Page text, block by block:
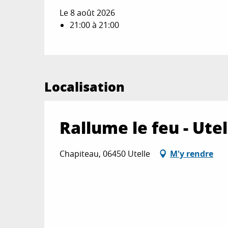
Le 8 août 2026
21:00 à 21:00
Localisation
Rallume le feu -
Chapiteau, 06450 Utelle M'y rendre